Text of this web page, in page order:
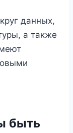
данных,
а также
быть